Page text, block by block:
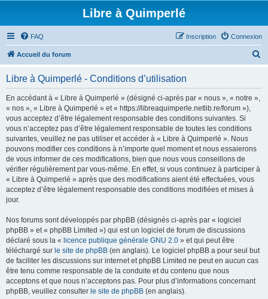
Libre à Quimperlé
FAQ Connexion
Inscription
Accueil du forum
Libre à Quimperlé - Conditions d’utilisation
En accédant à « Libre à Quimperlé » (désigné ci-après par « nous », « notre »,
« nos », « Libre à Quimperlé » et « https://libreaquimperle.netlib.re/forum »),
vous acceptez d’être légalement responsable des conditions suivantes. Si
vous n’acceptez pas d’être légalement responsable de toutes les conditions
suivantes, veuillez ne pas utiliser et accéder à « Libre à Quimperlé ». Nous
pouvons modifier ces conditions à n’importe quel moment et nous essaierons
de vous informer de ces modifications, bien que nous vous conseillons de
vérifier régulièrement par vous-même. En effet, si vous continuez à participer à
« Libre à Quimperlé » après que des modifications aient été effectuées, vous
acceptez d’être légalement responsable des conditions modifiées et mises à
jour.
Nos forums sont développés par phpBB (désignés ci-après par « logiciel
phpBB » et « phpBB Limited ») qui est un logiciel de forum de discussions
déclaré sous la « licence publique générale GNU 2.0 » et qui peut être
téléchargé sur le site de phpBB (en anglais). Le logiciel phpBB a pour seul but
de faciliter les discussions sur internet et phpBB Limited ne peut en aucun cas
être tenu comme responsable de la conduite et du contenu que nous
acceptons et que nous n’acceptons pas. Pour plus d’informations concernant
phpBB, veuillez consulter le site de phpBB (en anglais).